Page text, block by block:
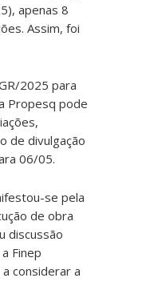
apenas 8
Assim, foi
2025 para
Propesq pode
de divulgação
06/05.
se pela
de obra
discussão
Finep
considerar a